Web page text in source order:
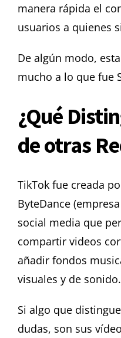
manera rápida el
usuarios a quienes
De algún modo,
mucho a lo que fue
¿Qué
de otras
TikTok fue creada
ByteDance
social media que
compartir videos
añadir fondos
visuales y de sonido.
Si algo que
dudas, son sus